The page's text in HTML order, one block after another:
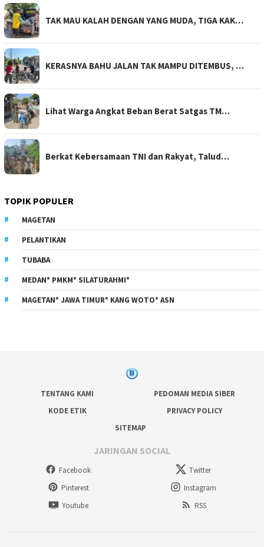
TAK MAU KALAH DENGAN YANG MUDA, TIGA KAK…
KERASNYA BAHU JALAN TAK MAMPU DITEMBUS, …
Lihat Warga Angkat Beban Berat Satgas TM…
Berkat Kebersamaan TNI dan Rakyat, Talud…
TOPIK POPULER
MAGETAN
PELANTIKAN
TUBABA
MEDAN* PMKM* SILATURAHMI*
MAGETAN* JAWA TIMUR* KANG WOTO* ASN
TENTANG KAMI
PEDOMAN MEDIA SIBER
KODE ETIK
PRIVACY POLICY
SITEMAP
JARINGAN SOCIAL
Facebook
Twitter
Pinterest
Instagram
Youtube
RSS